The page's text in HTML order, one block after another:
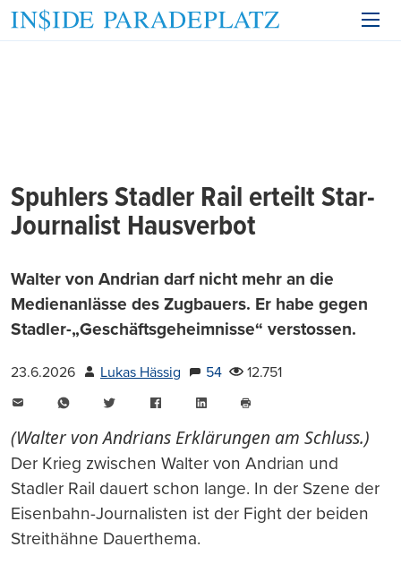
Spuhlers Stadler Rail erteilt Star-
Journalist Hausverbot
Walter von Andrian darf nicht mehr an die
Medienanlässe des Zugbauers. Er habe gegen
Stadler-„Geschäftsgeheimnisse“ verstossen.
23.6.2026 Lukas Hässig 54
12.751
WhatsAppTwitter FacebookLinkedIn
(Walter von Andrians Erklärungen am Schluss.)
Der Krieg zwischen Walter von Andrian und
Stadler Rail dauert schon lange. In der Szene der
Eisenbahn-Journalisten ist der Fight der beiden
Streithähne Dauerthema.